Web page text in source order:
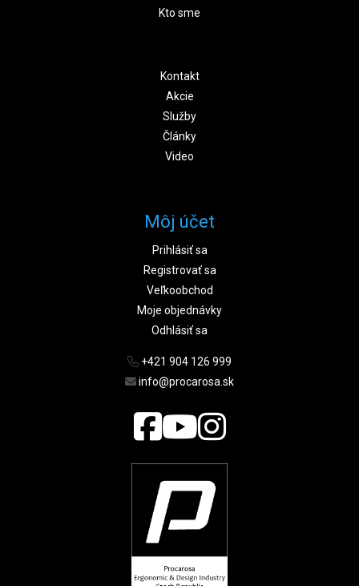
Kto sme
Kontakt
Akcie
Služby
Články
Video
Môj účet
Prihlásiť sa
Registrovať sa
Veľkoobchod
Moje objednávky
Odhlásiť sa
+421 904 126 999
info@procarosa.sk